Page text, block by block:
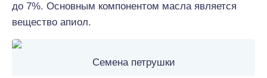
до 7%. Основным компонентом масла является
вещество апиол.
Семена петрушки